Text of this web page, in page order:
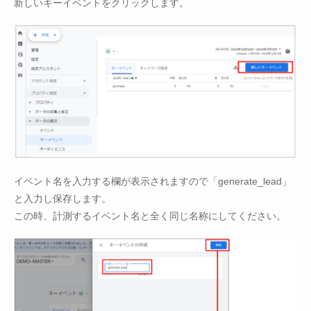
新しいキーイベントをクリックします。
イベント名を入力する欄が表示されますので「generate_lead」
と入力し保存します。
この時、計測するイベント名と全く同じ名称にしてください。